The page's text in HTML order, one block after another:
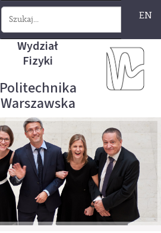
EN
Wydział
Fizyki
Politechnika
Warszawska